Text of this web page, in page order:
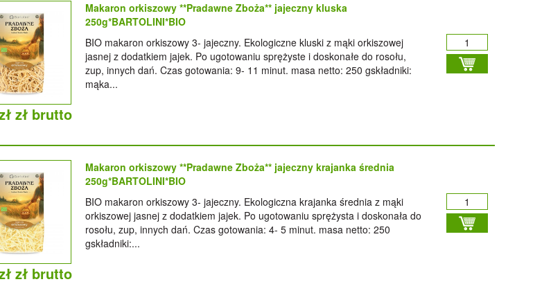
Makaron orkiszowy **Pradawne Zboża** jajeczny kluska
250g*BARTOLINI*BIO
BIO makaron orkiszowy 3- jajeczny. Ekologiczne kluski z mąki orkiszowej
jasnej z dodatkiem jajek. Po ugotowaniu sprężyste i doskonałe do rosołu,
zup, innych dań. Czas gotowania: 9- 11 minut. masa netto: 250 gskładniki:
mąka...
zł brutto
Makaron orkiszowy **Pradawne Zboża** jajeczny krajanka średnia
250g*BARTOLINI*BIO
BIO makaron orkiszowy 3- jajeczny. Ekologiczna krajanka średnia z mąki
orkiszowej jasnej z dodatkiem jajek. Po ugotowaniu sprężysta i doskonała do
rosołu, zup, innych dań. Czas gotowania: 4- 5 minut. masa netto: 250
gskładniki:...
zł brutto